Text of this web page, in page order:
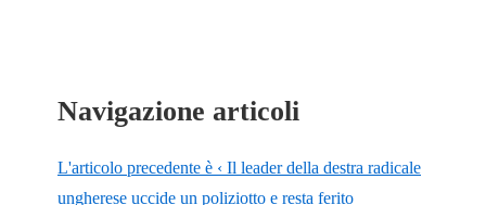
Navigazione articoli
L'articolo precedente è ‹ Il leader della destra radicale
ungherese uccide un poliziotto e resta ferito